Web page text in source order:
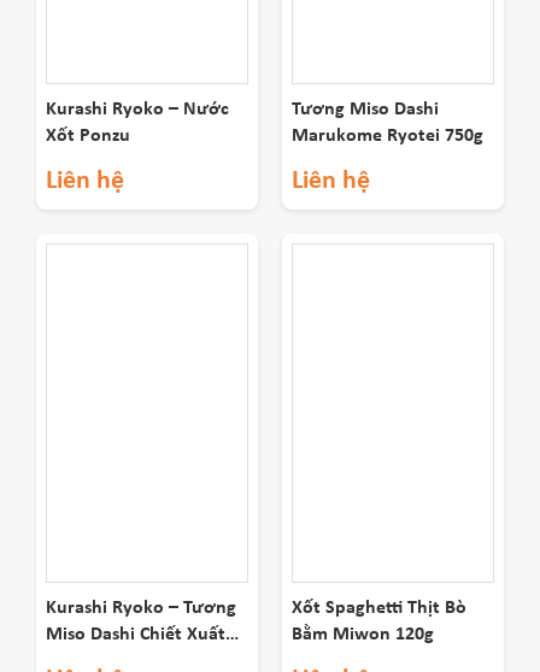
Kurashi Ryoko – Nước
Xốt Ponzu
Liên hệ
Tương Miso Dashi
Marukome Ryotei 750g
Liên hệ
Kurashi Ryoko – Tương
Miso Dashi Chiết Xuất
Xốt Spaghetti Thịt Bò
Bằm Miwon 120g